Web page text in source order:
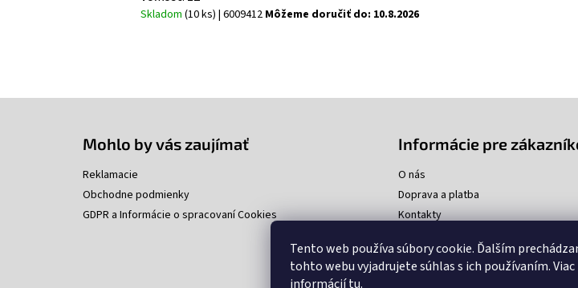
Tento web používa súbory cookie. Ďalším
tohto webu vyjadrujete súhlas s ich používaním. Viac
informáciítu.
Skladom (10 ks) | 6009412 Môžeme doručiť do: 10.8.2026
Mohlo by vás zaujímať
Reklamacie
Obchodne podmienky
GDPR a Informácie o spracovaní Cookies
Informácie pre
O nás
Doprava a platba
Kontakty